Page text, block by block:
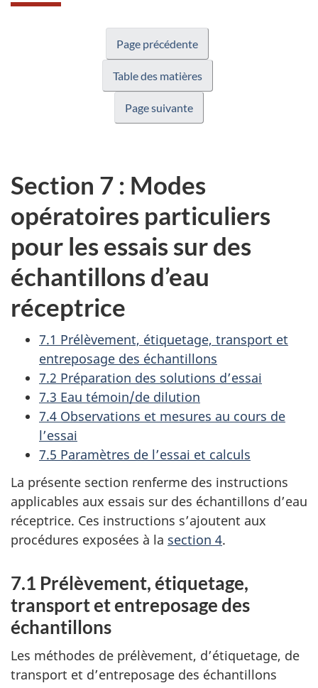
Page précédente
Table des matières
Page suivante
Section 7 : Modes
opératoires particuliers
pour les essais sur des
échantillons d’eau
réceptrice
7.1 Prélèvement, étiquetage, transport et
entreposage des échantillons
7.2 Préparation des solutions d’essai
7.3 Eau témoin/de dilution
7.4 Observations et mesures au cours de
l’essai
7.5 Paramètres de l’essai et calculs
La présente section renferme des instructions
applicables aux essais sur des échantillons d’eau
réceptrice. Ces instructions s’ajoutent aux
procédures exposées à la section 4.
7.1 Prélèvement, étiquetage,
transport et entreposage des
échantillons
Les méthodes de prélèvement, d’étiquetage, de
transport et d’entreposage des échantillons